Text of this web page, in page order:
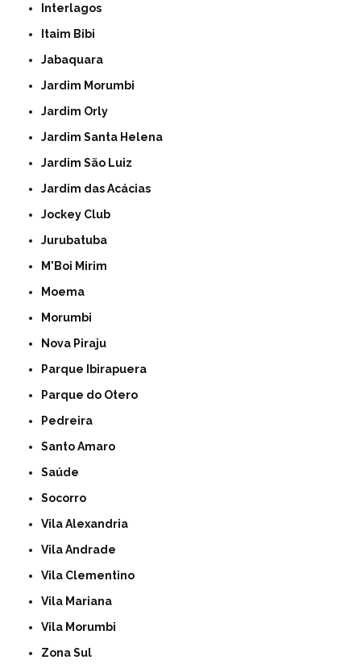
Interlagos
Itaim Bibi
Jabaquara
Jardim Morumbi
Jardim Orly
Jardim Santa Helena
Jardim São Luiz
Jardim das Acácias
Jockey Club
Jurubatuba
M'Boi Mirim
Moema
Morumbi
Nova Piraju
Parque Ibirapuera
Parque do Otero
Pedreira
Santo Amaro
Saúde
Socorro
Vila Alexandria
Vila Andrade
Vila Clementino
Vila Mariana
Vila Morumbi
Zona Sul